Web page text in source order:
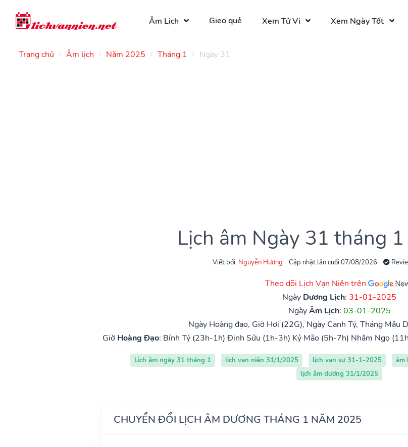
Âm Lịch Gieo quẻ Xem Tử Vi Xem Ngày Tốt
Trang chủ Âm lịch Năm 2025 Tháng 1 Ngày 31
Lịch âm Ngày 31 tháng
Viết bởi: Nguyễn Hương Cập nhật lần cuối 07/08/2026
Theo dõi Lịch Vạn Niên trên
Ngày Dương Lịch: 31-01-2025
NgàyÂm Lịch: 03-01-2025
Ngày Hoàng đạo, Giờ Hợi (22G), Ngày Canh Tý, Tháng Mậu
Giờ Hoàng Đạo: Bính Tý (23h-1h) Đinh Sửu (1h-3h) Kỷ Mão (5h-7h) Nhâm Ngọ
Lịch âm ngày 31 tháng 1 lịch vạn niên 31/1/2025 lịch vạn sự 31-1-2025 âm
lịch âm dương 31/1/2025
CHUYỂN ĐỔI LỊCH ÂM DƯƠNG THÁNG 1 NĂM 2025